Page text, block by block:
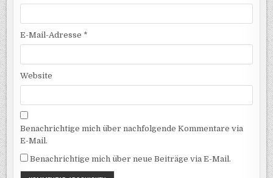
E-Mail-Adresse *
Website
Benachrichtige mich über nachfolgende Kommentare via
E-Mail.
Benachrichtige mich über neue Beiträge via E-Mail.